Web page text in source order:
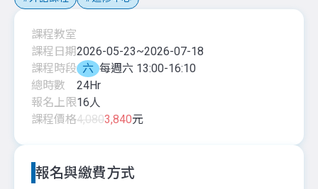
課程教室
課程日期2026-05-23~2026-07-18
課程時段 六 每週六 13:00-16:10
總時數
24Hr
報名上限16人
課程價格4,0803,840元
報名與繳費方式